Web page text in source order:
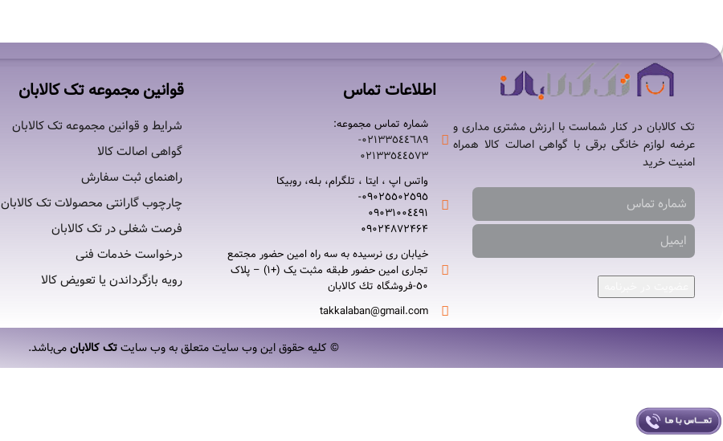
تک کالابان در کنار شماست با ارزش مشتری مداری و
عرضه لوازم خانگی برقی با گواهی اصالت کالا همراه
امنیت خرید
اطلاعات تماس
شماره تماس مجموعه:
۰۲۱٣٣٥٤٤٦٨٩-
۰٢١٣٣٥٤٤٥٧٣
واتس اپ ، ایتا ، تلگرام، بله، روبیکا
۰٩٠٢٥٥٠٢٥٩٥-
۰٩٠٣١٠٠٤٤٩١
۰٩٠٢۴۸۷٢۴۶۴
خیابان ری نرسيده به سه راه امين حضور مجتمع
تجاری امين حضور طبقه مثبت یک (+۱) – پلاک
٥٠-فروشگاه تك كالابان
takkalaban@gmail.com
قوانین مجموعه تک کالابان
شرایط و قوانین مجموعه تک کالابان
گواهی اصالت كالا
راهنمای ثبت سفارش
چارچوب گارانتی محصولات تک کالابان
فرصت شغلی در تک کالابان
درخواست خدمات فنی
رویه بازگرداندن یا تعویض کالا
© کلیه حقوق این وب سایت متعلق به وب سایتتک کالابان می‌باشد.